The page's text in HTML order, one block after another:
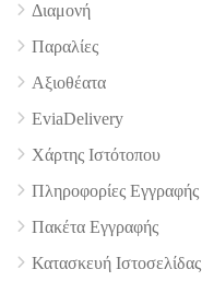
Διαμονή
Παραλίες
Αξιοθέατα
EviaDelivery
Χάρτης Ιστότοπου
Πληροφορίες Εγγραφής
Πακέτα Εγγραφής
Κατασκευή Ιστοσελίδας